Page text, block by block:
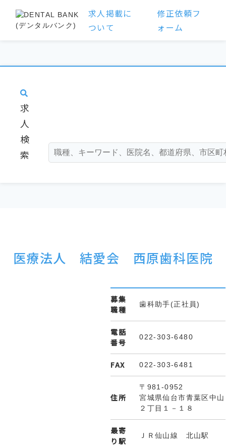
求人掲載に
ついて
修正依頼フ
ォーム
求
人
検
索
医療法人 結愛会 西原歯科医院
募集
職種
歯科助手(正社員)
電話
番号
022-303-6480
FAX 022-303-6481
住所
〒981-0952
宮城県仙台市青葉区中山
２丁目１－１８
最寄
り駅
ＪＲ仙山線 北山駅